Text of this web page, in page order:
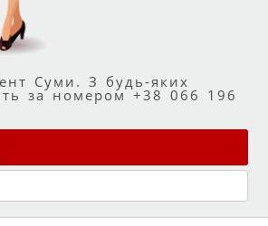
Суми. З будь-яких
за номером +38 066 196